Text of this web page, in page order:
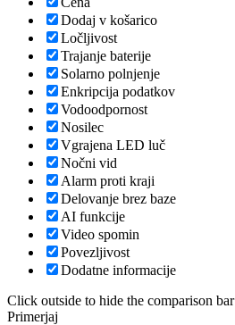
Dodaj v košarico
Ločljivost
Trajanje baterije
Solarno polnjenje
Enkripcija podatkov
Vodoodpornost
Nosilec
Vgrajena LED luč
Nočni vid
Alarm proti kraji
Delovanje brez baze
AI funkcije
Video spomin
Povezljivost
Dodatne informacije
Click outside to hide the comparison bar
Primerjaj